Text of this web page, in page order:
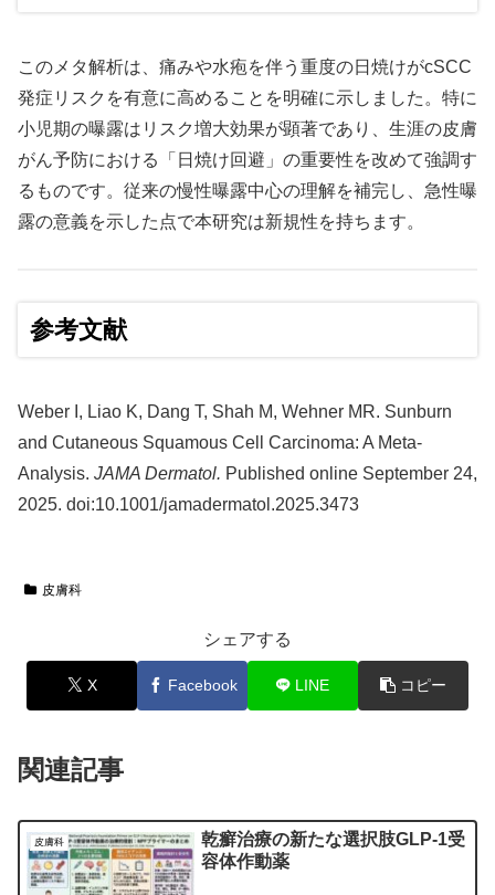
このメタ解析は、痛みや水疱を伴う重度の日焼けがcSCC
発症リスクを有意に高めることを明確に示しました。特に
小児期の曝露はリスク増大効果が顕著であり、生涯の皮膚
がん予防における「日焼け回避」の重要性を改めて強調す
るものです。従来の慢性曝露中心の理解を補完し、急性曝
露の意義を示した点で本研究は新規性を持ちます。
参考文献
Weber I, Liao K, Dang T, Shah M, Wehner MR. Sunburn
and Cutaneous Squamous Cell Carcinoma: A Meta-
Analysis. JAMA Dermatol. Published online September 24,
2025. doi:10.1001/jamadermatol.2025.3473
皮膚科
シェアする
X Facebook LINE コピー
関連記事
皮膚科
乾癬治療の新たな選択肢GLP-1受
容体作動薬